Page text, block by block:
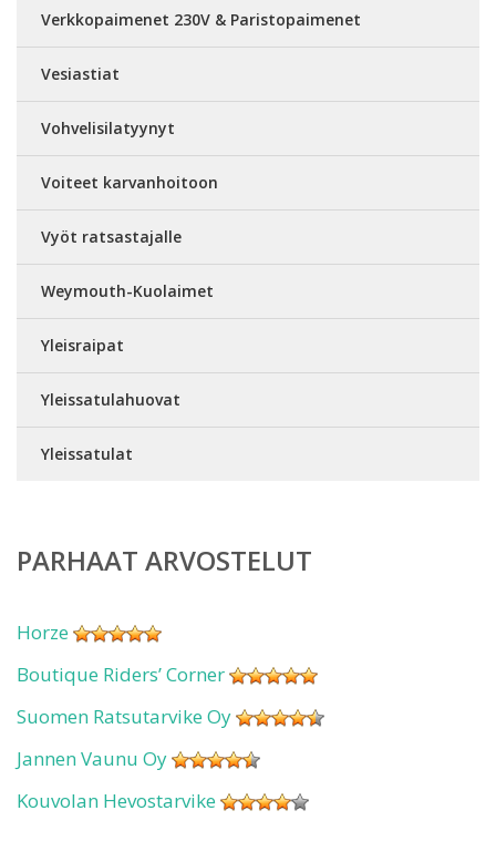
Verkkopaimenet 230V & Paristopaimenet
Vesiastiat
Vohvelisilatyynyt
Voiteet karvanhoitoon
Vyöt ratsastajalle
Weymouth-Kuolaimet
Yleisraipat
Yleissatulahuovat
Yleissatulat
PARHAAT ARVOSTELUT
Horze
Boutique Riders’ Corner
Suomen Ratsutarvike Oy
Jannen Vaunu Oy
Kouvolan Hevostarvike